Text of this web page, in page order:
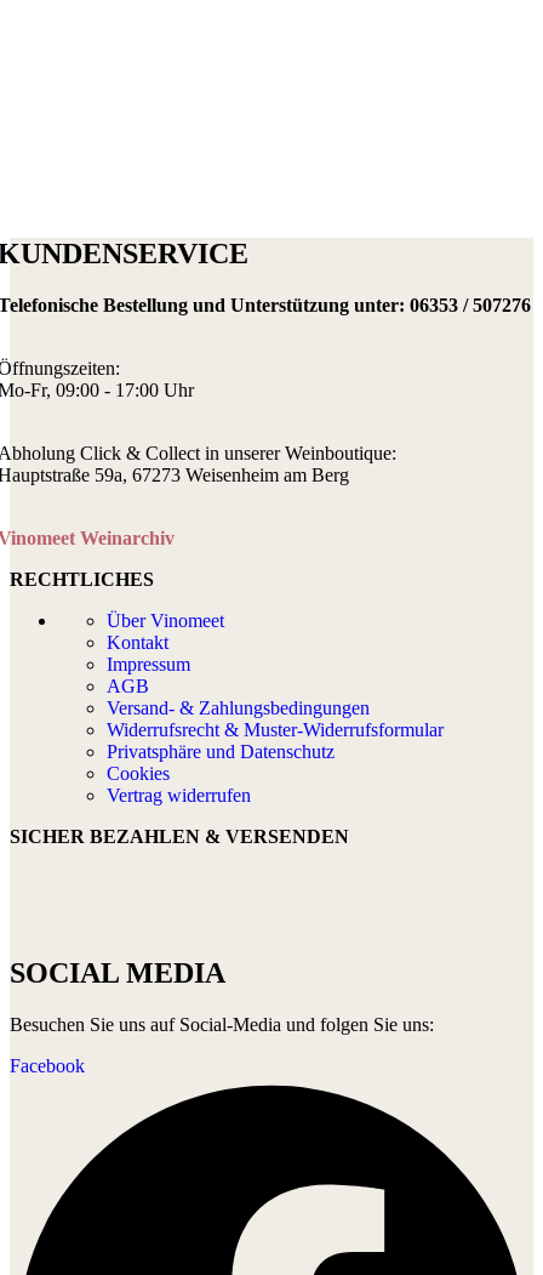
Bestellung und Unterstützung unter: 06353 / 507276
Fr, 09:00 - 17:00 Uhr
Click & Collect in unserer Weinboutique:
59a, 67273 Weisenheim am Berg
Weinarchiv
RECHTLICHES
Über Vinomeet
Kontakt
Impressum
AGB
Versand- & Zahlungsbedingungen
Widerrufsrecht & Muster-Widerrufsformular
Privatsphäre und Datenschutz
Cookies
Vertrag widerrufen
SICHER BEZAHLEN & VERSENDEN
SOCIAL MEDIA
Besuchen Sie uns auf Social-Media und folgen Sie uns:
Facebook